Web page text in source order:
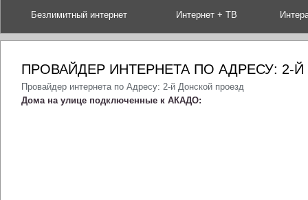
Безлимитный интернет Интернет + ТВ
ПРОВАЙДЕР ИНТЕРНЕТА ПО АДРЕСУ: 2-
Провайдер интернета по Адресу: 2-й Донской проезд
Дома на улице подключенные к АКАДО: